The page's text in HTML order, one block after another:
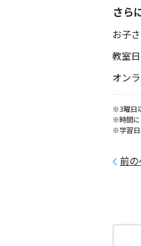
さら
お子
教室日
オン
※3曜日
※時間に
※学習日
前